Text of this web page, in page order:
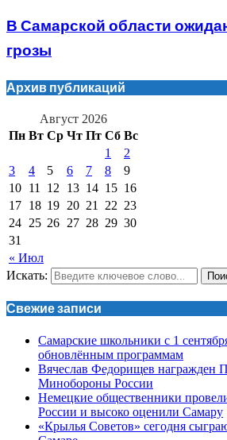
В Самарской области
грозы
Архив публикаций
Август 2026
Пн Вт Ср Чт Пт Сб Вс
« Июл
1
2
3
4 5 6 7 8
9
10 11 12 13 14 15 16
17 18 19 20 21 22 23
24 25 26 27 28 29 30
31
Искать:
Свежие записи
Самарские школьники с 1
обновлённым программам
Вячеслав Федорищев награжден
Минобороны России
Немецкие общественники
России и высоко оценили Самару
«Крылья Советов» сегодня